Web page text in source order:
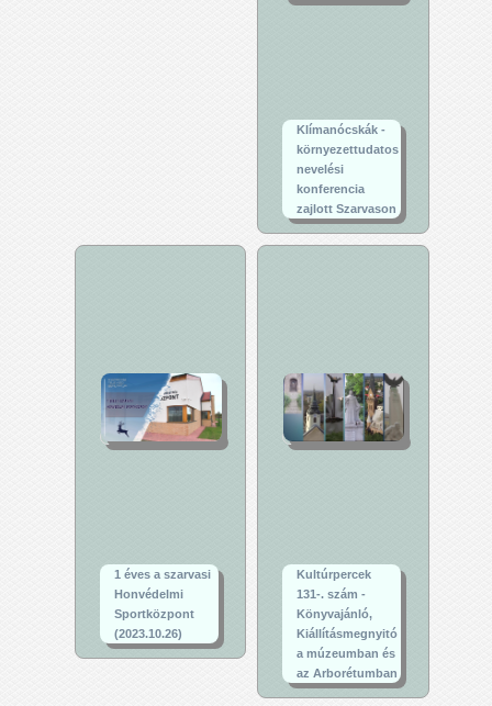
Klímanócskák -
környezettudatos
nevelési
konferencia
zajlott Szarvason
1 éves a szarvasi
Honvédelmi
Sportközpont
(2023.10.26)
Kultúrpercek
131-. szám -
Könyvajánló,
Kiállításmegnyitó
a múzeumban és
az Arborétumban